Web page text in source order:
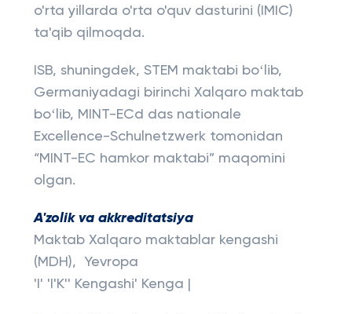
o'rta yillarda o'rta o'quv dasturini (IMIC)
ta'qib qilmoqda.
ISB, shuningdek, STEM maktabi boʻlib,
Germaniyadagi birinchi Xalqaro maktab
boʻlib, MINT-ECd das nationale
Excellence-Schulnetzwerk tomonidan
“MINT-EC hamkor maktabi” maqomini
olgan.
A'zolik va akkreditatsiya
Maktab Xalqaro maktablar kengashi
'I' 'I'K'' Kengashi' Kenga |